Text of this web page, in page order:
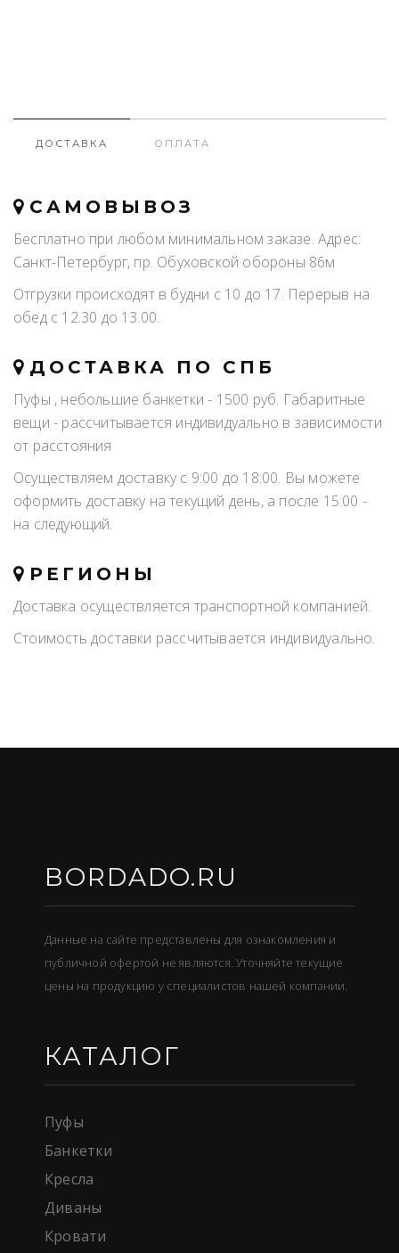
ДОСТАВКА ОПЛАТА
САМОВЫВОЗ
Бесплатно при любом минимальном заказе. Адрес:
Санкт-Петербург, пр. Обуховской обороны 86м
Отгрузки происходят в будни с 10 до 17. Перерыв на
обед с 12.30 до 13.00.
ДОСТАВКА ПО СПБ
Пуфы , небольшие банкетки - 1500 руб. Габаритные
вещи - рассчитывается индивидуально в зависимости
от расстояния
Осуществляем доставку с 9:00 до 18:00. Вы можете
оформить доставку на текущий день, а после 15:00 -
на следующий.
РЕГИОНЫ
Доставка осуществляется транспортной компанией.
Стоимость доставки рассчитывается индивидуально.
BORDADO.RU
Данные на сайте представлены для ознакомления и
публичной офертой не являются. Уточняйте текущие
цены на продукцию у специалистов нашей компании.
КАТАЛОГ
Пуфы
Банкетки
Кресла
Диваны
Кровати